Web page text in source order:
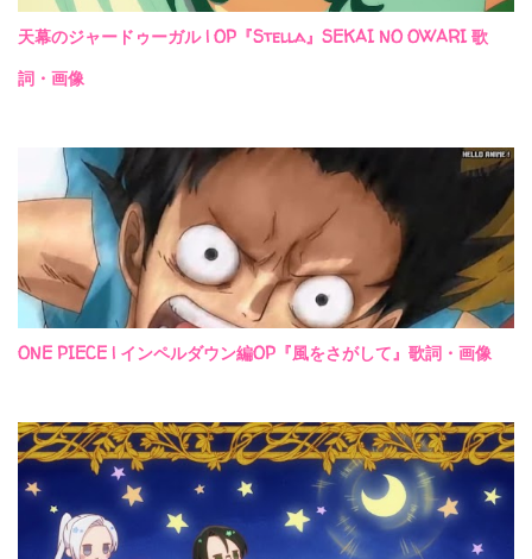
天幕のジャードゥーガル | OP『Stella』SEKAI NO OWARI 歌
詞・画像
ONE PIECE | インペルダウン編OP『風をさがして』歌詞・画像